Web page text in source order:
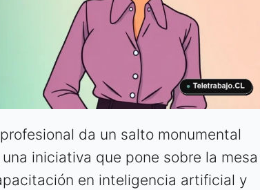
da un salto monumental
una iniciativa que pone sobre la mesa
en inteligencia artificial y